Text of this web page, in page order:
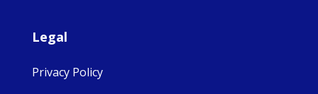
Legal
Privacy Policy